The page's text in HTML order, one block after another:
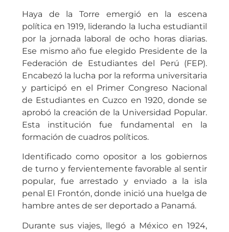
Haya de la Torre emergió en la escena
política en 1919, liderando la lucha estudiantil
por la jornada laboral de ocho horas diarias.
Ese mismo año fue elegido Presidente de la
Federación de Estudiantes del Perú (FEP).
Encabezó la lucha por la reforma universitaria
y participó en el Primer Congreso Nacional
de Estudiantes en Cuzco en 1920, donde se
aprobó la creación de la Universidad Popular.
Esta institución fue fundamental en la
formación de cuadros políticos.
Identificado como opositor a los gobiernos
de turno y fervientemente favorable al sentir
popular, fue arrestado y enviado a la isla
penal El Frontón, donde inició una huelga de
hambre antes de ser deportado a Panamá.
Durante sus viajes, llegó a México en 1924,